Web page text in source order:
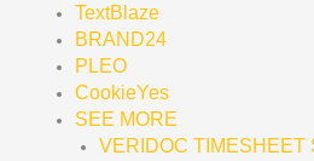
TextBlaze
BRAND24
PLEO
CookieYes
SEE MORE
VERIDOC TIMESHEET